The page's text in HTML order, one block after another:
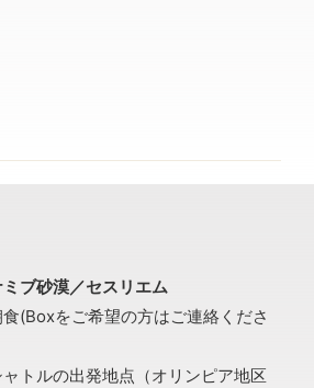
ブ砂漠／セスリエム
(Boxをご希望の方はご連絡くださ
トルの出発地点（オリンピア地区